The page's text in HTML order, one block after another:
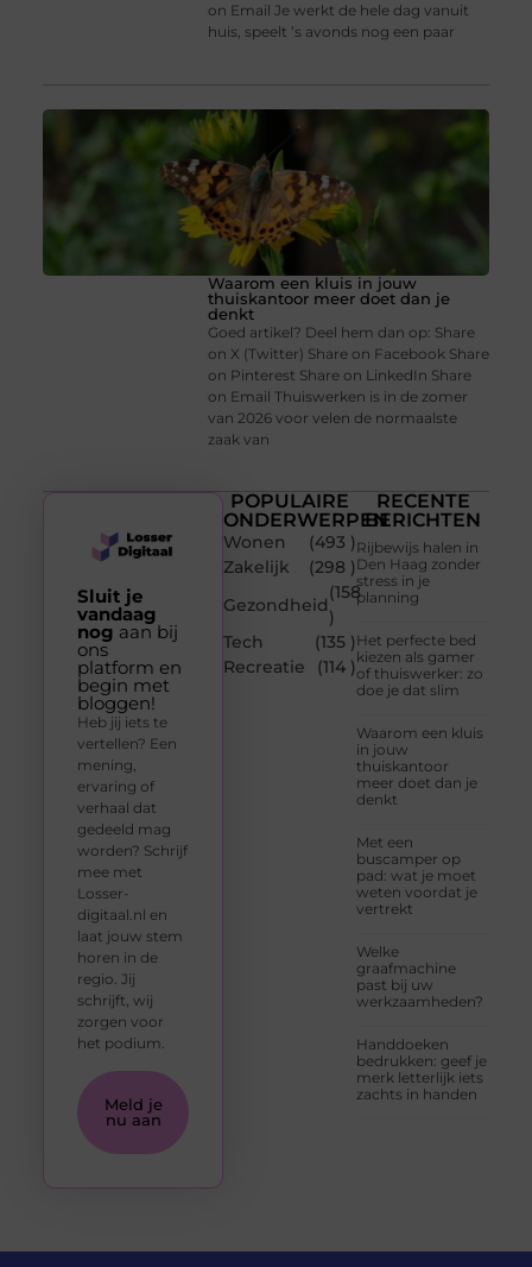
on Email Je werkt de hele dag vanuit
huis, speelt ’s avonds nog een paar
Waarom een kluis in jouw
thuiskantoor meer doet dan je
denkt
Goed artikel? Deel hem dan op: Share
on X (Twitter) Share on Facebook Share
on Pinterest Share on LinkedIn Share
on Email Thuiswerken is in de zomer
van 2026 voor velen de normaalste
zaak van
POPULAIRE
ONDERWERPEN
Wonen
(493 )
Zakelijk
(298 )
Gezondheid
(158
)
Tech
(135 )
Recreatie
(114 )
RECENTE
BERICHTEN
Rijbewijs halen in
Den Haag zonder
stress in je
planning
Het perfecte bed
kiezen als gamer
of thuiswerker: zo
doe je dat slim
Waarom een kluis
in jouw
thuiskantoor
meer doet dan je
denkt
Met een
buscamper op
pad: wat je moet
weten voordat je
vertrekt
Welke
graafmachine
past bij uw
werkzaamheden?
Handdoeken
bedrukken: geef je
merk letterlijk iets
zachts in handen
Sluit je
vandaag
nog aan bij
ons
platform en
begin met
bloggen!
Heb jij iets te
vertellen? Een
mening,
ervaring of
verhaal dat
gedeeld mag
worden? Schrijf
mee met
Losser-
digitaal.nl en
laat jouw stem
horen in de
regio. Jij
schrijft, wij
zorgen voor
het podium.
Meld je
nu aan